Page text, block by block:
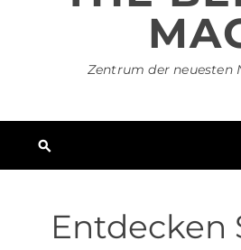
Zentrum der neuesten
Entdecken